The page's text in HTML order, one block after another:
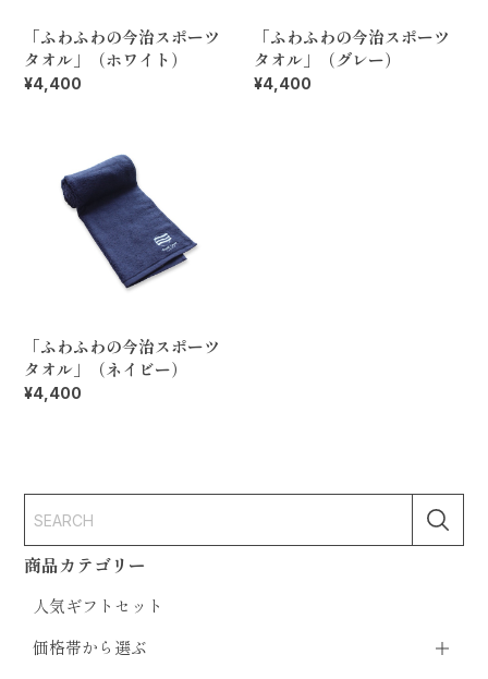
商品カテゴリー
人気ギフトセット
価格帯から選ぶ
「ふわふわの今治スポーツ
タオル」（ホワイト）
¥4,400
「ふわふわの今治スポーツ
タオル」（グレー）
¥4,400
「ふわふわの今治スポーツ
タオル」（ネイビー）
¥4,400